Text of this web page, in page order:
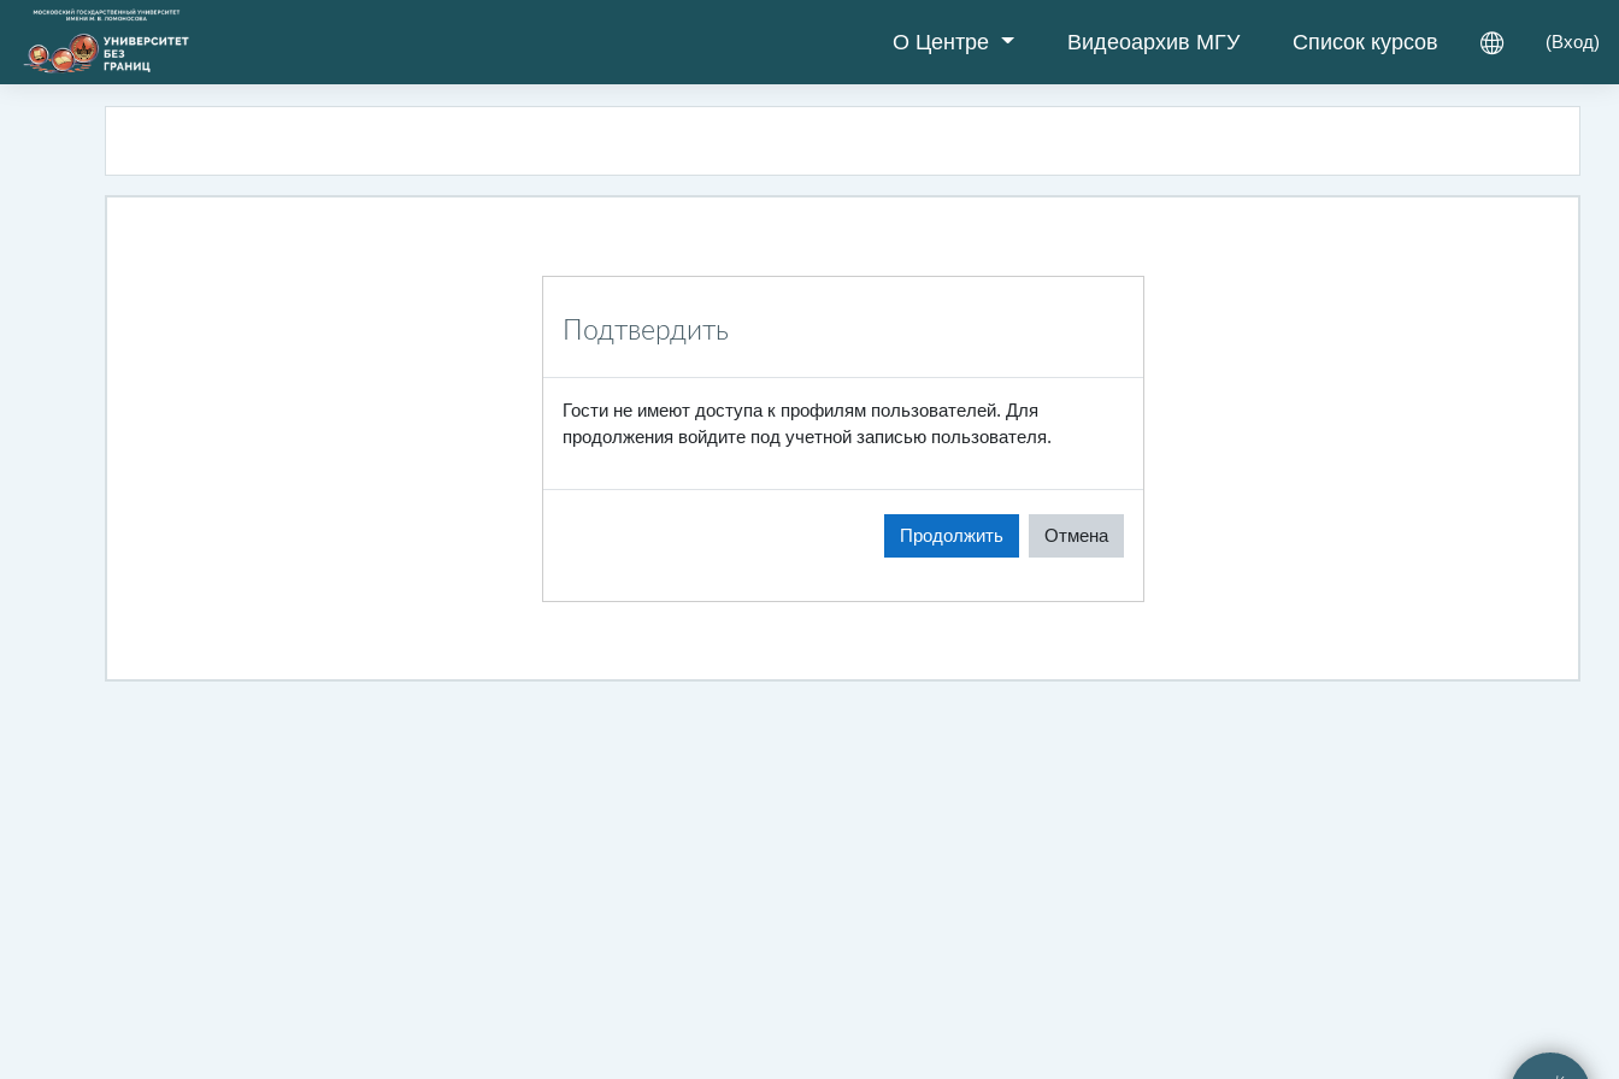
О Центре Видеоархив МГУ Список курсов (Вход)
Перейти к основному содержанию
Подтвердить
Гости не имеют доступа к профилям пользователей. Для
продолжения войдите под учетной записью пользователя.
Продолжить Отмена